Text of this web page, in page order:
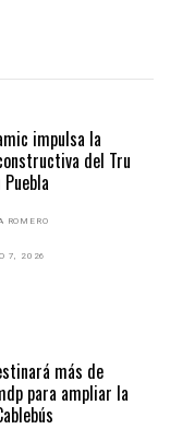
impulsa la
del Tru
ROMERO
7, 2026
más de
para ampliar la